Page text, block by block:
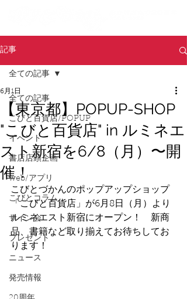
記事
全ての記事
こびと百貨店/POPUP
イベント
書店店頭企画
web/アプリ
こびとコラム
サイン会
プレゼント
ニュース
発売情報
全ての記事
【東京都】POPUP-SHOP
"こびと百貨店" in ルミネエ
スト新宿を6/8（月）〜開
催！
6月1日
こびとづかんのポップアップショップ
「こびと百貨店」が6月8日（月）より
ルミネエスト新宿にオープン！　新商
品、書籍など取り揃えてお待ちしてお
ります！